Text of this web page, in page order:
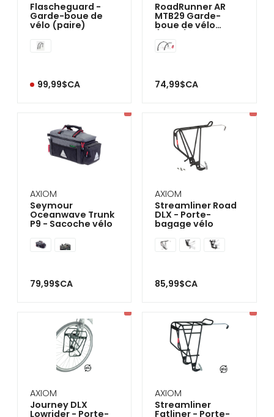
Flascheguard -
Garde-boue de
vélo (paire)
99,99$CA
RoadRunner AR
MTB29 Garde-
boue de vélo
(paire)
74,99$CA
AXIOM
Seymour
Oceanwave Trunk
P9 - Sacoche vélo
79,99$CA
AXIOM
Streamliner Road
DLX - Porte-
bagage vélo
85,99$CA
AXIOM
Journey DLX
Lowrider - Porte-
AXIOM
Streamliner
Fatliner - Porte-